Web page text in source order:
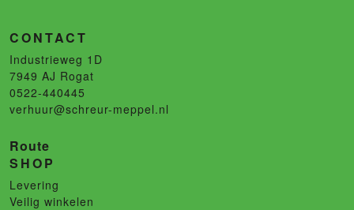
CONTACT
Industrieweg 1D
7949 AJ Rogat
0522-440445
verhuur@schreur-meppel.nl
Route
SHOP
Levering
Veilig winkelen